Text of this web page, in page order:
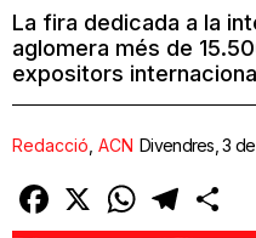
La fira dedicada a la
aglomera més de
expositors
Redacció ACN Divendres, 3
Facebook
X WhatsAppTelegram